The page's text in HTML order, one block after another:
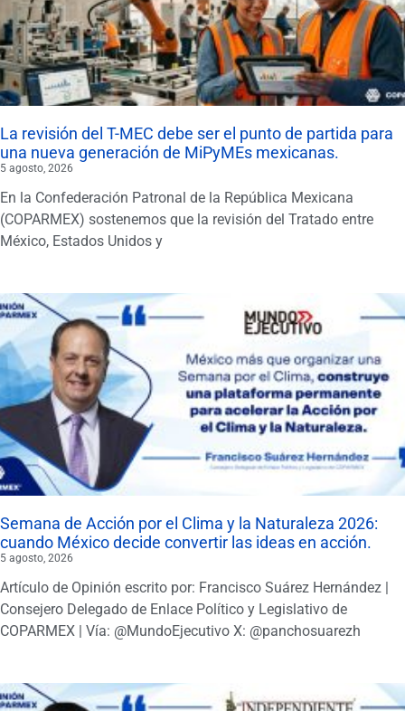
La revisión del T-MEC debe ser el punto de partida para
una nueva generación de MiPyMEs mexicanas.
5 agosto, 2026
En la Confederación Patronal de la República Mexicana
(COPARMEX) sostenemos que la revisión del Tratado entre
México, Estados Unidos y
Semana de Acción por el Clima y la Naturaleza 2026:
cuando México decide convertir las ideas en acción.
5 agosto, 2026
Artículo de Opinión escrito por: Francisco Suárez Hernández |
Consejero Delegado de Enlace Político y Legislativo de
COPARMEX | Vía: @MundoEjecutivo X: @panchosuarezh